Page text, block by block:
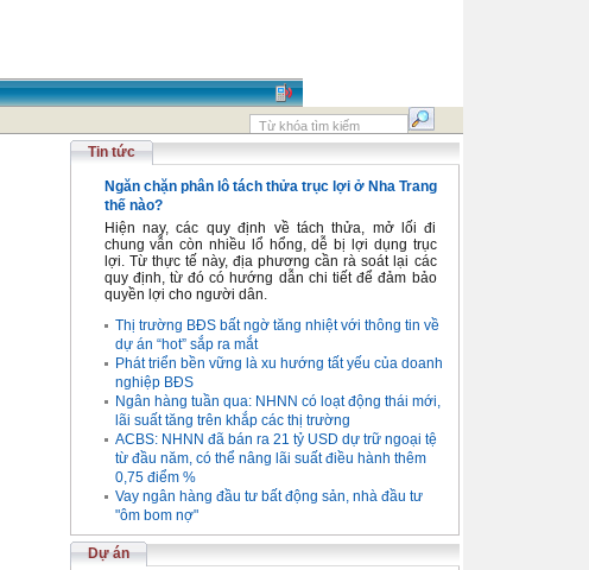
Tin tức
Ngăn chặn phân lô tách thửa trục lợi ở Nha Trang
thế nào?
Hiện nay, các quy định về tách thửa, mở lối đi
chung vẫn còn nhiều lổ hổng, dễ bị lợi dụng trục
lợi. Từ thực tế này, địa phương cần rà soát lại các
quy định, từ đó có hướng dẫn chi tiết để đảm bảo
quyền lợi cho người dân.
Thị trường BĐS bất ngờ tăng nhiệt với thông tin về
dự án “hot” sắp ra mắt
Phát triển bền vững là xu hướng tất yếu của doanh
nghiệp BĐS
Ngân hàng tuần qua: NHNN có loạt động thái mới,
lãi suất tăng trên khắp các thị trường
ACBS: NHNN đã bán ra 21 tỷ USD dự trữ ngoại tệ
từ đầu năm, có thể nâng lãi suất điều hành thêm
0,75 điểm %
Vay ngân hàng đầu tư bất động sản, nhà đầu tư
"ôm bom nợ"
Dự án